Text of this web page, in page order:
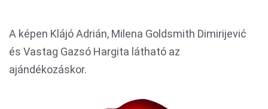
A képen Klájó Adrián, Milena Goldsmith Dimirijević
és Vastag Gazsó Hargita látható az
ajándékozáskor.